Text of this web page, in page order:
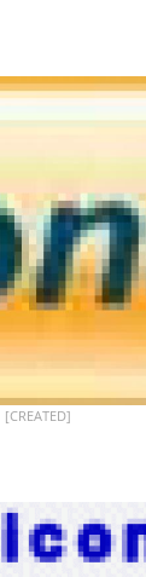
[CREATED]